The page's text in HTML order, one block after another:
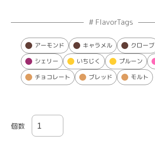
# FlavorTags
アーモンド キャラメル クローブ
シェリー
いちじく プルーン
チョコレート
ブレッド モルト
個数